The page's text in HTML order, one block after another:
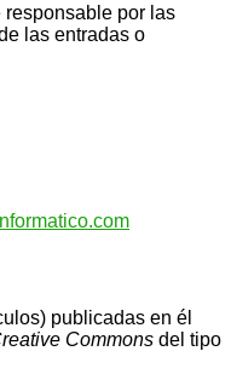
responsable por las
las entradas o
publicadas en él
Commons del tipo